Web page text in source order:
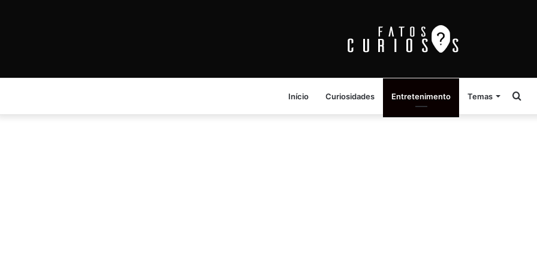
Início Curiosidades Entretenimento Temas